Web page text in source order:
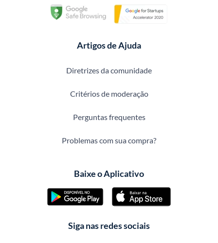
Artigos de Ajuda
Diretrizes da comunidade
Critérios de moderação
Perguntas frequentes
Problemas com sua compra?
Baixe o Aplicativo
Siga nas redes sociais